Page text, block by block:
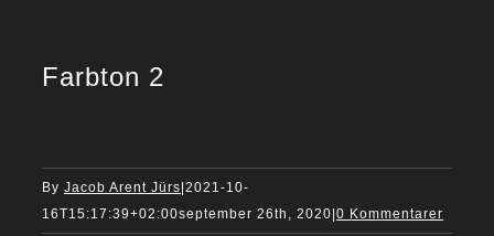
Farbton 2
By Jacob Arent Jürs 2021-10-
16T15:17:39+02:00september 26th, 2020 0 Kommentarer